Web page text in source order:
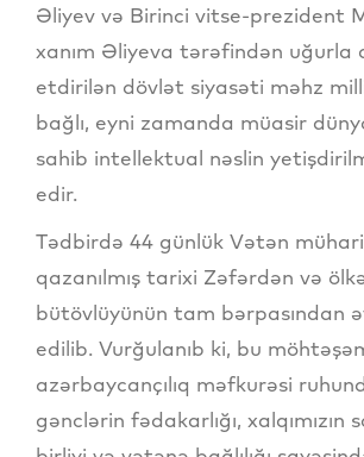
Əliyev və Birinci vitse-prezident
xanım Əliyeva tərəfindən uğurla
etdirilən dövlət siyasəti məhz
bağlı, eyni zamanda müasir
sahib intellektual nəslin
edir.
Tədbirdə 44 günlük Vətən
qazanılmış tarixi Zəfərdən və
bütövlüyünün tam bərpasından
edilib. Vurğulanıb ki, bu
azərbaycançılıq məfkurəsi
gənclərin fədakarlığı, xalqımızın